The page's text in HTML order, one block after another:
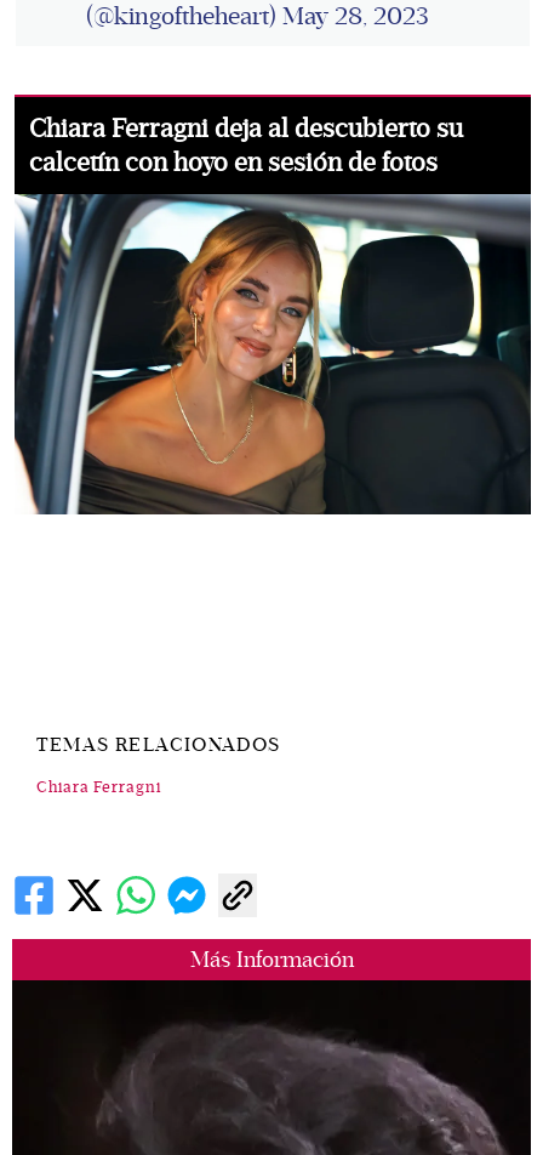
Más Información
(@kingoftheheart) May 28, 2023
Chiara Ferragni deja al descubierto su
calcetín con hoyo en sesión de fotos
TEMAS RELACIONADOS
Chiara Ferragni